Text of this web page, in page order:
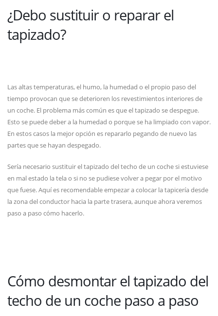
¿Debo sustituir o reparar el
tapizado?
Las altas temperaturas, el humo, la humedad o el propio paso del
tiempo provocan que se deterioren los revestimientos interiores de
un coche. El problema más común es que el tapizado se despegue.
Esto se puede deber a la humedad o porque se ha limpiado con vapor.
En estos casos la mejor opción es repararlo pegando de nuevo las
partes que se hayan despegado.
Sería necesario sustituir el tapizado del techo de un coche si estuviese
en mal estado la tela o si no se pudiese volver a pegar por el motivo
que fuese. Aquí es recomendable empezar a colocar la tapicería desde
la zona del conductor hacia la parte trasera, aunque ahora veremos
paso a paso cómo hacerlo.
Cómo desmontar el tapizado del
techo de un coche paso a paso